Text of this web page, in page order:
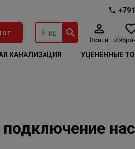
Войти
КАНАЛИЗАЦИЯ УЦЕНЁННЫЕ